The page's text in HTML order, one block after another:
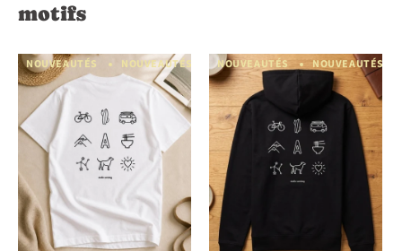
motifs
NOUVEAUTÉS NOUVEAUTÉS NOUVEAUTÉS NOUVEAUTÉS
NOUVEAUTÉS NOUVEAUTÉS